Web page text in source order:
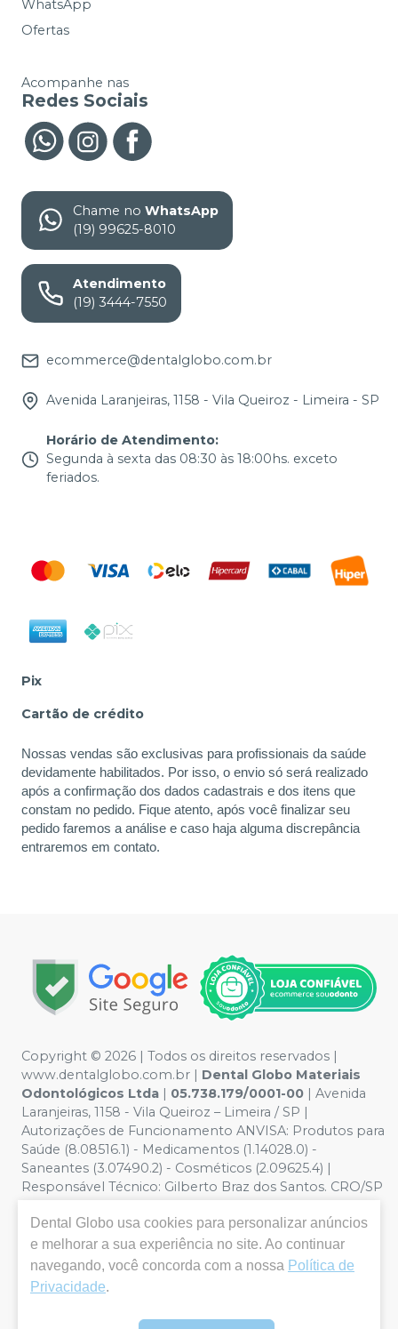
WhatsApp
Ofertas
Acompanhe nas
Redes Sociais
Chame no WhatsApp
(19) 99625-8010
Atendimento
(19) 3444-7550
ecommerce@dentalglobo.com.br
Avenida Laranjeiras, 1158 - Vila Queiroz - Limeira - SP
Horário de Atendimento:
Segunda à sexta das 08:30 às 18:00hs. exceto
feriados.
Pix
Cartão de crédito
Nossas vendas são exclusivas para profissionais da saúde
devidamente habilitados. Por isso, o envio só será realizado
após a confirmação dos dados cadastrais e dos itens que
constam no pedido. Fique atento, após você finalizar seu
pedido faremos a análise e caso haja alguma discrepância
entraremos em contato.
Copyright © 2026 | Todos os direitos reservados |
www.dentalglobo.com.br | Dental Globo Materiais
Odontológicos Ltda | 05.738.179/0001-00 | Avenida
Laranjeiras, 1158 - Vila Queiroz – Limeira / SP |
Autorizações de Funcionamento ANVISA: Produtos para
Saúde (8.08516.1) - Medicamentos (1.14028.0) -
Saneantes (3.07490.2) - Cosméticos (2.09625.4) |
Responsável Técnico: Gilberto Braz dos Santos. CRO/SP
meramente ilustrativas - Os preços e condições da loja
virtual estão sujeitos a alterações. Em caso de
divergência de preços no site, o valor válido é o do
Carrinho de Compra. Não vendemos por atacado por
isso nos reservamos o direito de não atender compras
de grandes volumes pelo site.
Dental Globo usa cookies para personalizar anúncios
e melhorar a sua experiência no site. Ao continuar
navegando, você concorda com a nossa Política de
Privacidade.